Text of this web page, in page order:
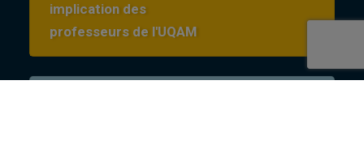
implication des
professeurs de l'UQAM